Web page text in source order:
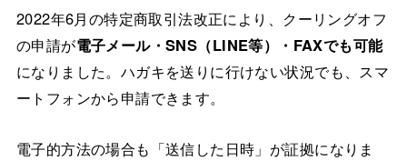
2022年6月の特定商取引法改正により、クーリングオフ
の申請が電子メール・SNS（LINE等）・FAXでも可能
になりました。ハガキを送りに行けない状況でも、スマ
ートフォンから申請できます。
電子的方法の場合も「送信した日時」が証拠になりま